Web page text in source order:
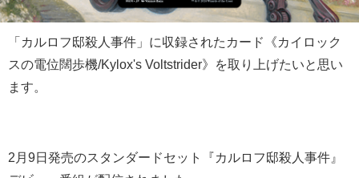
「カルロフ邸殺人事件」に収録されたカード《カイロック
スの電位闊歩機/Kylox's Voltstrider》を取り上げたいと思い
ます。
2月9日発売のスタンダードセット『カルロフ邸殺人事件』